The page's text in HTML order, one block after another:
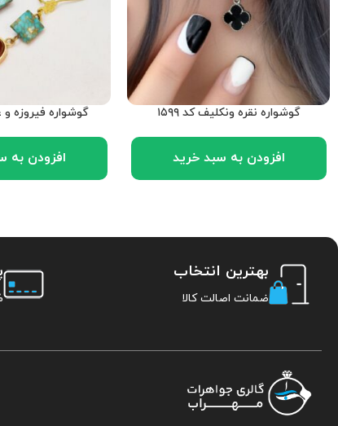
گوشواره نقره ونکلیف کد ۱۵۹۹
افزودن به سبد خرید
گوشواره فیروزه و
افزودن به
بهترین انتخاب
ضمانت اصالت کالا